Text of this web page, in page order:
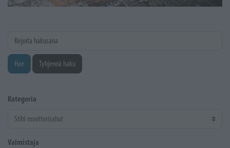
Kirjoita hakusana
Hae Tyhjennä haku
Kategoria
Valmistaja